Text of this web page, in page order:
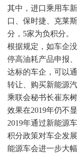
其中，进口乘用车
口、保时捷、克莱
分，5家为负积分。
根据规定，如车企
停高油耗产品申报
达标的车企，可以
转让、购买新能源
乘联会秘书长崔东
效果在2019年仍不
2019年通过新能源
积分政策对车企发
能源车会进一步大